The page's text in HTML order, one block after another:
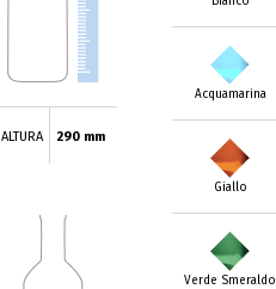
ALTURA 290 mm
Acquamarina
Giallo
Verde Smeraldo